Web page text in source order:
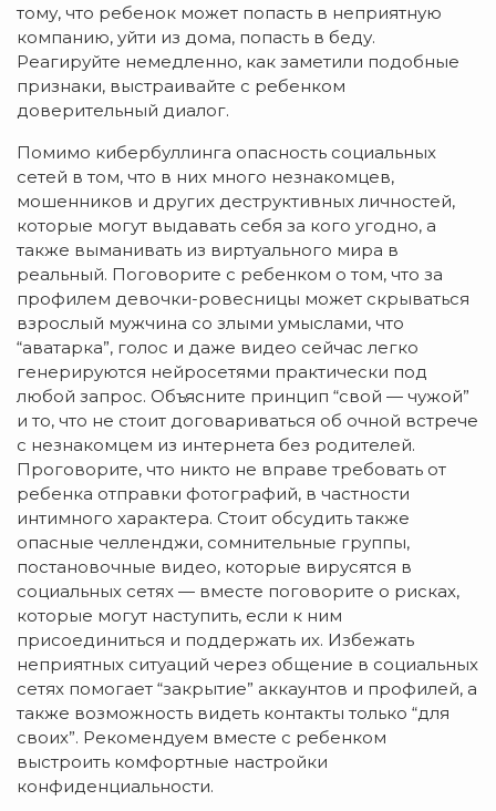
тому, что ребенок может попасть в неприятную
компанию, уйти из дома, попасть в беду.
Реагируйте немедленно, как заметили подобные
признаки, выстраивайте с ребенком
доверительный диалог.
Помимо кибербуллинга опасность социальных
сетей в том, что в них много незнакомцев,
мошенников и других деструктивных личностей,
которые могут выдавать себя за кого угодно, а
также выманивать из виртуального мира в
реальный. Поговорите с ребенком о том, что за
профилем девочки-ровесницы может скрываться
взрослый мужчина со злыми умыслами, что
“аватарка”, голос и даже видео сейчас легко
генерируются нейросетями практически под
любой запрос. Объясните принцип “свой — чужой”
и то, что не стоит договариваться об очной встрече
с незнакомцем из интернета без родителей.
Проговорите, что никто не вправе требовать от
ребенка отправки фотографий, в частности
интимного характера. Стоит обсудить также
опасные челленджи, сомнительные группы,
постановочные видео, которые вирусятся в
социальных сетях — вместе поговорите о рисках,
которые могут наступить, если к ним
присоединиться и поддержать их. Избежать
неприятных ситуаций через общение в социальных
сетях помогает “закрытие” аккаунтов и профилей, а
также возможность видеть контакты только “для
своих”. Рекомендуем вместе с ребенком
выстроить комфортные настройки
конфиденциальности.